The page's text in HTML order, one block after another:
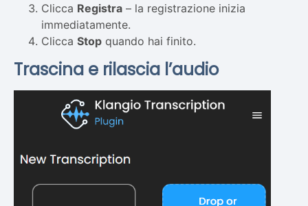
Clicca Registra – la registrazione inizia
immediatamente.
Clicca Stop quando hai finito.
Trascina e rilascia l’audio